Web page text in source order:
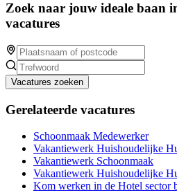
Zoek naar jouw ideale baan
vacatures
Vacatures zoeken
Gerelateerde vacatures
Schoonmaak Medewerker
Vakantiewerk Huishoudelijke
Vakantiewerk Schoonmaak
Vakantiewerk Huishoudelijke
Kom werken in de Hotel sector